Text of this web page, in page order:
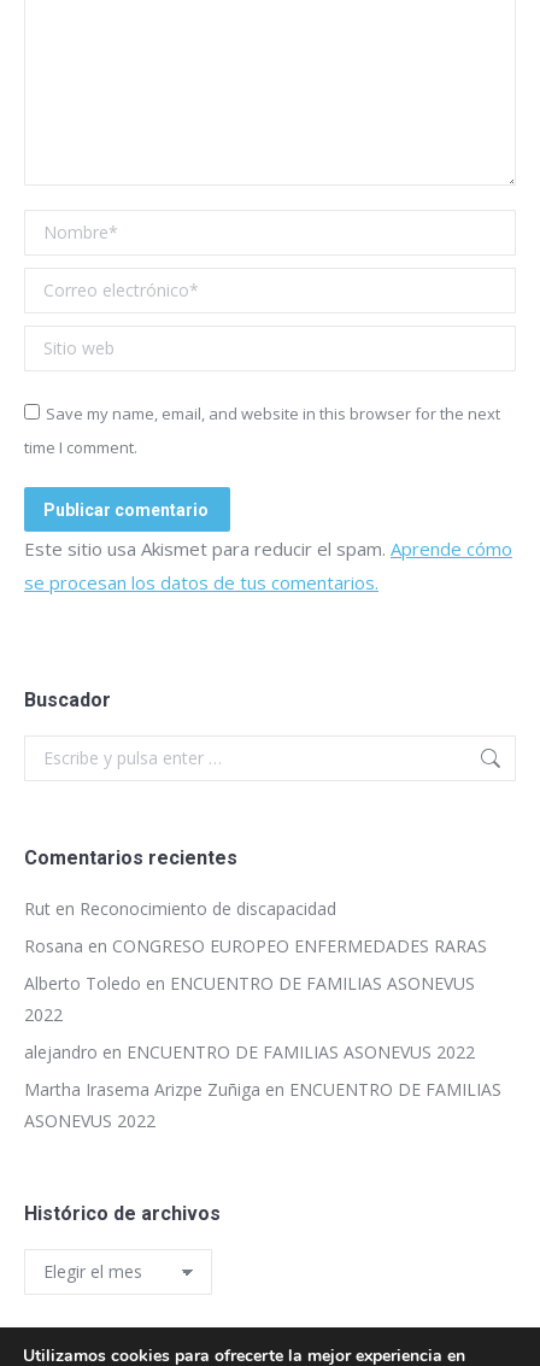
Nombre *
Correo electrónico *
Sitio web
Save my name, email, and website in this browser for the next
time I comment.
Publicar comentario
Este sitio usa Akismet para reducir el spam. Aprende cómo
se procesan los datos de tus comentarios.
Buscador
Buscar:
Comentarios recientes
Rut en Reconocimiento de discapacidad
Rosana en CONGRESO EUROPEO ENFERMEDADES RARAS
Alberto Toledo en ENCUENTRO DE FAMILIAS ASONEVUS
2022
alejandro en ENCUENTRO DE FAMILIAS ASONEVUS 2022
Martha Irasema Arizpe Zuñiga en ENCUENTRO DE FAMILIAS
ASONEVUS 2022
Histórico de archivos
Histórico
de
archivos
Utilizamos cookies para ofrecerte la mejor experiencia en